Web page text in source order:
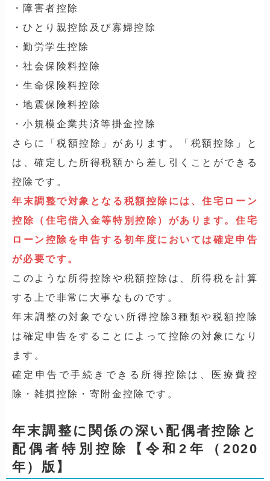
・障害者控除
・ひとり親控除及び寡婦控除
・勤労学生控除
・社会保険料控除
・生命保険料控除
・地震保険料控除
・小規模企業共済等掛金控除
さらに「税額控除」があります。「税額控除」と
は、確定した所得税額から差し引くことができる
控除です。
年末調整で対象となる税額控除には、住宅ローン
控除（住宅借入金等特別控除）があります。住宅
ローン控除を申告する初年度においては確定申告
が必要です。
このような所得控除や税額控除は、所得税を計算
する上で非常に大事なものです。
年末調整の対象でない所得控除3種類や税額控除
は確定申告をすることによって控除の対象になり
ます。
確定申告で手続きできる所得控除は、医療費控
除・雑損控除・寄附金控除です。
年末調整に関係の深い配偶者控除と
配偶者特別控除【令和2年（2020
年）版】